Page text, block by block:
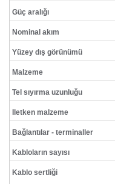
Güç aralığı
Nominal akım
Yüzey dış görünümü
Malzeme
Tel sıyırma uzunluğu
Iletken malzeme
Bağlantılar - terminaller
Kabloların sayısı
Kablo sertliği